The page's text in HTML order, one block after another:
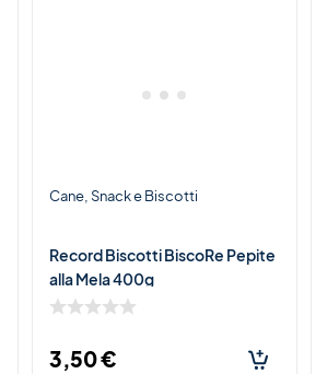
Cane Snack e Biscotti
Record Biscotti BiscoRe Pepite
alla Mela 400g
3,50€